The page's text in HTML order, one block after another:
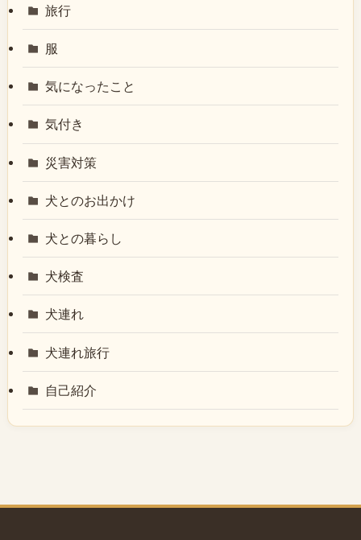
旅行
服
気になったこと
気付き
災害対策
犬とのお出かけ
犬との暮らし
犬検査
犬連れ
犬連れ旅行
自己紹介